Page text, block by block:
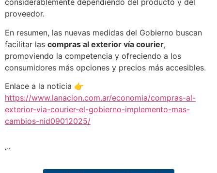
considerablemente dependiendo del producto y del
proveedor.
En resumen, las nuevas medidas del Gobierno buscan
facilitar las compras al exterior vía courier,
promoviendo la competencia y ofreciendo a los
consumidores más opciones y precios más accesibles.
Enlace a la noticia 👉
https://www.lanacion.com.ar/economia/compras-al-
exterior-via-courier-el-gobierno-implemento-mas-
cambios-nid09012025/
“`